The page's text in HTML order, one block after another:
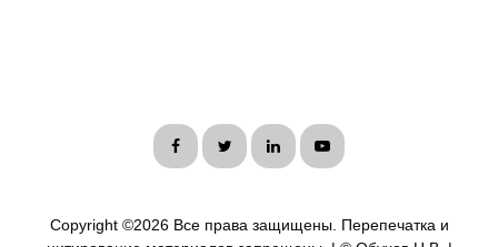
Copyright ©2026 Все права защищены. Перепечатка и